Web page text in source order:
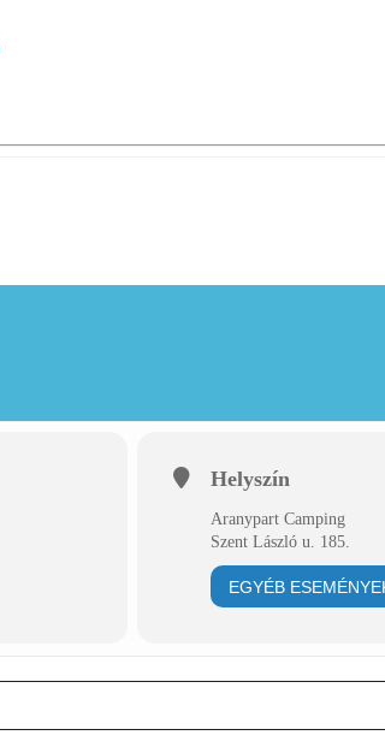
Helyszín
Aranypart Camping
Szent László u. 185.
EGYÉB